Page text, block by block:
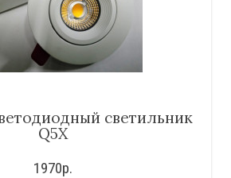
светильник
Q5X
1970р.